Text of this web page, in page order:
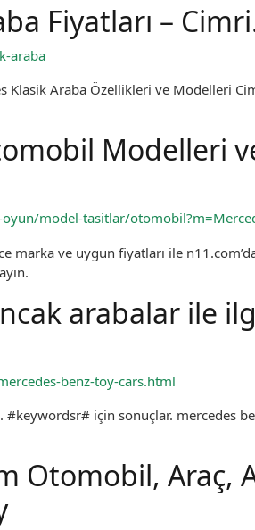
Fiyatları –
araba
Klasik Araba Özellikleri ve Modelleri
Modelleri
model-tasitlar/
ve uygun fiyatları ile
arabalar ile
benz-toy-cars.html
#keywordsr# için sonuçlar. mercedes
Otomobil, Araç,